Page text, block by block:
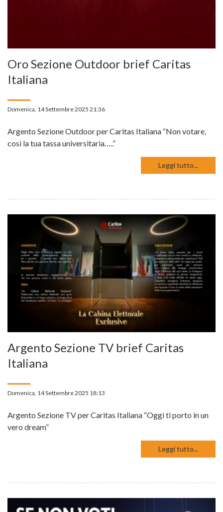
Oro Sezione Outdoor brief Caritas
Italiana
Domenica, 14 Settembre 2025 21:36
Argento Sezione Outdoor per Caritas Italiana “Non votare,
così la tua tassa universitaria…..”
Leggi tutto...
Argento Sezione TV brief Caritas
Italiana
Domenica, 14 Settembre 2025 18:13
Argento Sezione TV per Caritas Italiana “Oggi ti porto in un
vero dream”
Leggi tutto...